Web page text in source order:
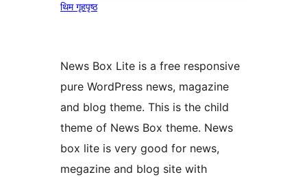
थिम गृहपृष्ठ
News Box Lite is a free responsive
pure WordPress news, magazine
and blog theme. This is the child
theme of News Box theme. News
box lite is very good for news,
megazine and blog site with